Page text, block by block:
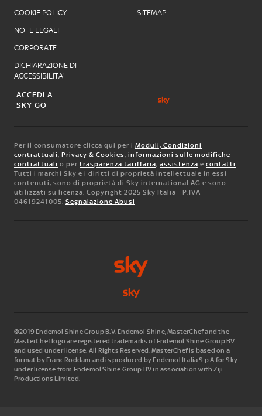
COOKIE POLICY
NOTE LEGALI
CORPORATE
DICHIARAZIONE DI
ACCESSIBILITA'
SITEMAP
ACCEDI A
SKY GO
Per il consumatore clicca qui per i Moduli, Condizioni
contrattuali , Privacy & Cookies, informazioni sulle modifiche
contrattuali o per trasparenza tariffaria, assistenza e contatti
Tutti i marchi Sky e i diritti di proprietà intellettuale in essi
contenuti, sono di proprietà di Sky international AG e sono
utilizzati su licenza. Copyright 2025 Sky Italia - P.IVA
04619241005. Segnalazione Abusi
©2019 Endemol Shine Group B.V. Endemol Shine, MasterChef and the
MasterChef logo are registered trademarks of Endemol Shine Group BV
and used under license. All Rights Reserved. MasterChef is based on a
format by Franc Roddam and is produced by Endemol Italia S.p.A for Sky
under license from Endemol Shine Group BV in association with Ziji
Productions Limited.